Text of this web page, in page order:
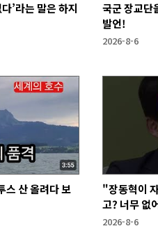
국군 장교단
발언!
2026-8-6
스 산 올려다 보
"장동혁이
고? 너무 없
2026-8-6